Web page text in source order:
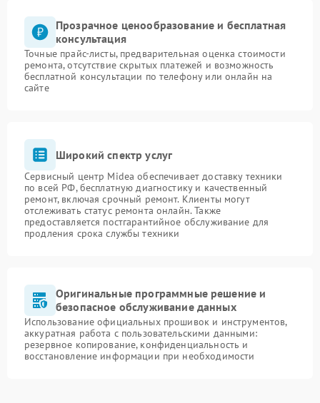
Прозрачное ценообразование и бесплатная
консультация
Точные прайс-листы, предварительная оценка стоимости
ремонта, отсутствие скрытых платежей и возможность
бесплатной консультации по телефону или онлайн на
сайте
Широкий спектр услуг
Сервисный центр Midea обеспечивает доставку техники
по всей РФ, бесплатную диагностику и качественный
ремонт, включая срочный ремонт. Клиенты могут
отслеживать статус ремонта онлайн. Также
предоставляется постгарантийное обслуживание для
продления срока службы техники
Оригинальные программные решение и
безопасное обслуживание данных
Использование официальных прошивок и инструментов,
аккуратная работа с пользовательскими данными:
резервное копирование, конфиденциальность и
восстановление информации при необходимости